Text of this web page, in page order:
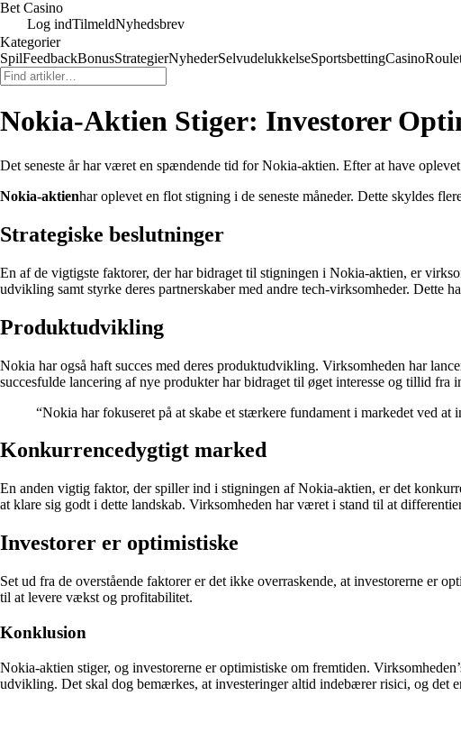
Bet Casino
Log indTilmeldNyhedsbrev
Kategorier
SpilFeedbackBonusStrategierNyhederSelvudelukkelseSportsbettingCasino
Nokia-Aktien Stiger: Investorer
Det seneste år har været en spændende tid for Nokia-aktien. Efter at have
Nokia-aktienhar oplevet en flot stigning i de seneste måneder. Dette skyldes
Strategiske beslutninger
En af de vigtigste faktorer, der har bidraget til stigningen i Nokia-aktien, er
udvikling samt styrke deres partnerskaber med andre tech-virksomheder. Dette
Produktudvikling
Nokia har også haft succes med deres produktudvikling. Virksomheden har
succesfulde lancering af nye produkter har bidraget til øget interesse og tillid fra
“Nokia har fokuseret på at skabe et stærkere fundament i markedet ved
Konkurrencedygtigt marked
En anden vigtig faktor, der spiller ind i stigningen af Nokia-aktien, er det
at klare sig godt i dette landskab. Virksomheden har været i stand til at
Investorer er optimistiske
Set ud fra de overstående faktorer er det ikke overraskende, at investorerne er
til at levere vækst og profitabilitet.
Konklusion
Nokia-aktien stiger, og investorerne er optimistiske om fremtiden.
udvikling. Det skal dog bemærkes, at investeringer altid indebærer risici, og det